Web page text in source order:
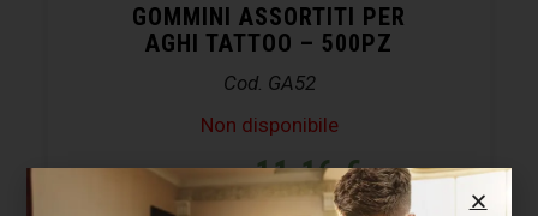
GOMMINI ASSORTITI PER
AGHI TATTOO – 500PZ
Cod. GA52
Non disponibile
22,33€ 11,16€